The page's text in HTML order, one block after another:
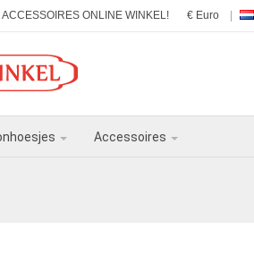
ONLINE WINKEL! € Euro
Accessoires